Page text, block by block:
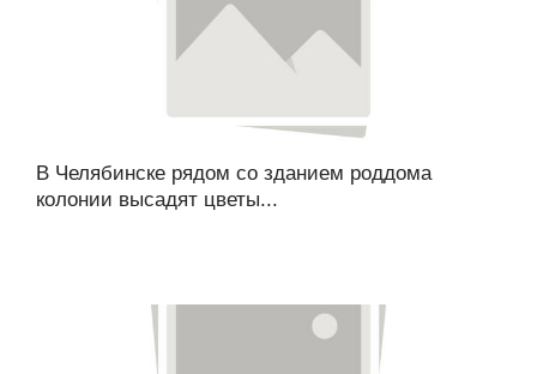
В Челябинске рядом со зданием роддома
колонии высадят цветы...